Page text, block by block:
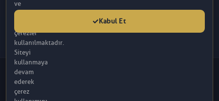
© 2026 FBM. Tüm hakları saklıdır. İçerik, FBM (R) Tarafından
Sağlanmaktadır.
tedavi amacıyla kullanılmamalıdır.
ve
analitik
çerezler
kullanılmaktadır.
Siteyi
kullanmaya
devam
ederek
çerez
Kabul Et